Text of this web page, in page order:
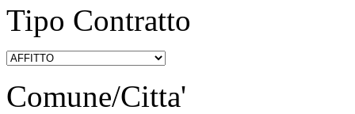
Tipo Contratto
Comune/Citta'